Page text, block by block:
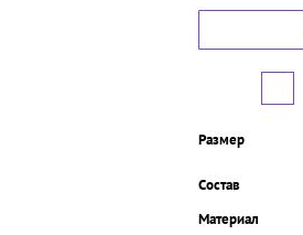
Размер
Состав
Материал